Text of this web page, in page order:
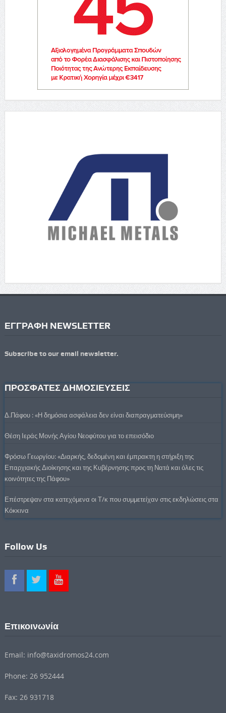
ΕΓΓΡΑΦΗ NEWSLETTER
Subscribe to our email newsletter.
ΠΡΟΣΦΑΤΕΣ ΔΗΜΟΣΙΕΥΣΕΙΣ
Δ.Πάφου : «Η δημόσια ασφάλεια δεν είναι διαπραγματεύσιμη»
Θέση Ιεράς Μονής Αγίου Νεοφύτου για το επεισόδιο
Φρόσω Γεωργίου: «Διαρκής, δεδομένη και έμπρακτη η στήριξη της
Επαρχιακής Διοίκησης και της Κυβέρνησης προς τη Νατά και όλες τις
κοινότητες της Πάφου»
Επέστρεψαν στα κατεχόμενα οι Τ/κ που συμμετείχαν στις εκδηλώσεις στα
Κόκκινα
Follow Us
Επικοινωνία
Email: info@taxidromos24.com
Phone: 26 952444
Fax: 26 931718